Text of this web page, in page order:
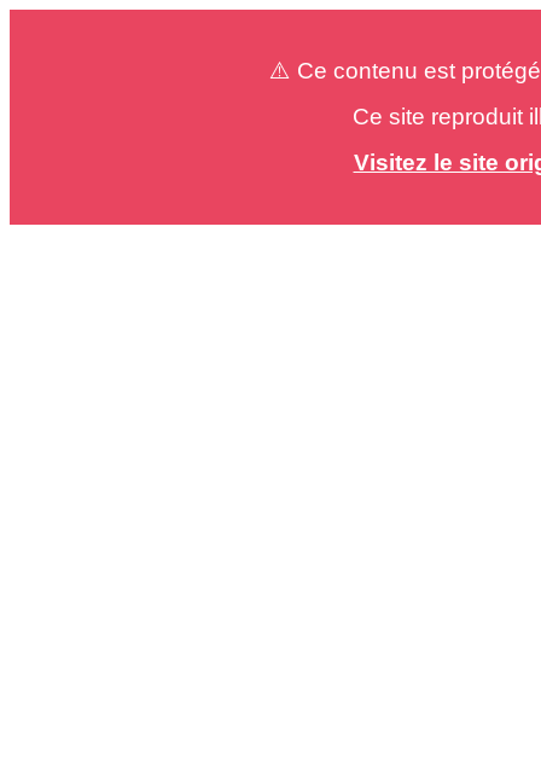
⚠️ Ce contenu est
Ce site reproduit
Visitez le site